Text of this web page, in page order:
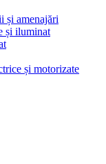
și amenajări
și iluminat
și motorizate